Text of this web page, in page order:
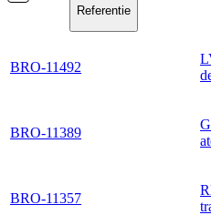
Referentie
BRO-11492
BRO-11389
BRO-11357